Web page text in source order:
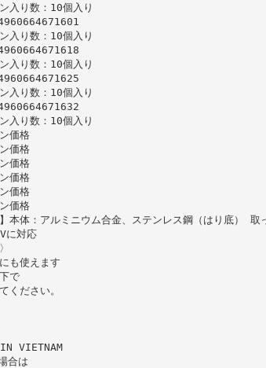
入り数：10個入り
入り数：10個入り
入り数：10個入り
入り数：10個入り
入り数：10個入り
価格
価格
価格
価格
価格
価格
】本体：アルミニウム合金、ステンレス鋼（はり底）
に対応
も使えます
で
ください。
VIETNAM
合は